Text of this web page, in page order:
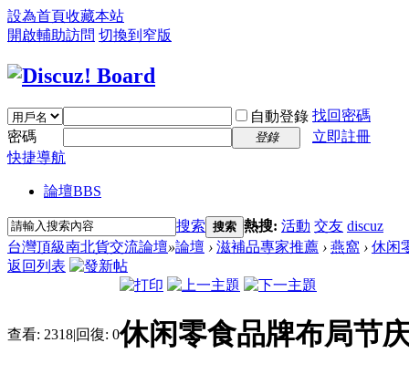
設為首頁收藏本站
開啟輔助訪問 切換到窄版
自動登錄 找回密碼
密碼
登錄
立即註冊
快捷導航
論壇BBS
搜索 搜索 熱搜: 活動 交友 discuz
台灣頂級南北貨交流論壇»論壇 › 滋補品專家推薦 › 燕窩 › 休闲
返回列表
查看: 2318|回復: 0休闲零食品牌布局节